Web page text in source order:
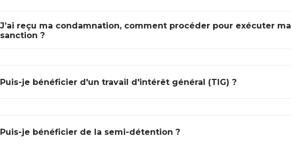
J’ai reçu ma condamnation, comment procéder pour exécuter ma
sanction ?
Puis-je bénéficier d'un travail d'intérêt général (TIG) ?
Puis-je bénéficier de la semi-détention ?